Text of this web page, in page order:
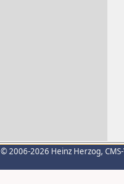
© 2006-2026 Heinz Herzog,